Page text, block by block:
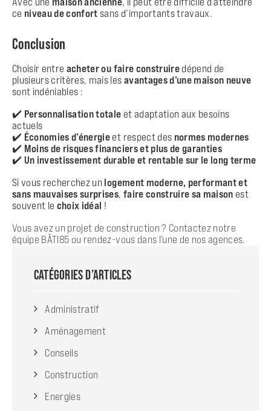
ce niveau de confort sans d’importants travaux.
Conclusion
Choisir entre acheter ou faire construiredépend de
plusieurs critères, mais les avantages d’une maison neuve
sont indéniables :
✔️ Personnalisation totale et adaptation aux besoins
actuels
✔️ Économies d’énergieet respect des normes modernes
✔️ Moins de risques financiers et plus de garanties
✔️ Un investissement durable et rentable sur le long terme
Si vous recherchez un logement moderne, performant et
sans mauvaises surprises, faire construire sa maison est
souvent le choix idéal !
Vous avez un projet de construction ? Contactez notre
équipe BÂTI85 ou rendez-vous dans l’une de nos agences.
CATÉGORIES D’ARTICLES
Administratif
Aménagement
Conseils
Construction
Energies